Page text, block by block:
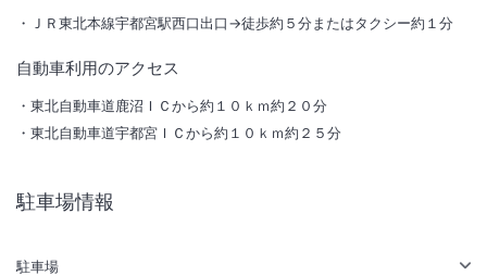
宇都宮駅前大通りに面し、総客室２２９室、６００名収容の大宴会場を
IN チェックイン
15:00/ OUT チェックアウト
10:00
駅徒歩5分
ＪＲ東北本線宇都宮駅西口出口→徒歩約５分またはタクシー約１分
自動車利用のアクセス
東北自動車道鹿沼ＩＣから約１０ｋｍ約２０分
東北自動車道宇都宮ＩＣから約１０ｋｍ約２５分
駐車場情報
駐車場